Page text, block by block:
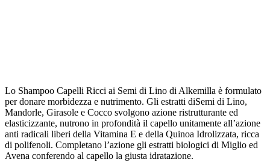
Lo Shampoo Capelli Ricci ai Semi di Lino di Alkemilla è formulato
per donare morbidezza e nutrimento. Gli estratti diSemi di Lino,
Mandorle, Girasole e Cocco svolgono azione ristrutturante ed
elasticizzante, nutrono in profondità il capello unitamente all’azione
anti radicali liberi della Vitamina E e della Quinoa Idrolizzata, ricca
di polifenoli. Completano l’azione gli estratti biologici di Miglio ed
Avena conferendo al capello la giusta idratazione.